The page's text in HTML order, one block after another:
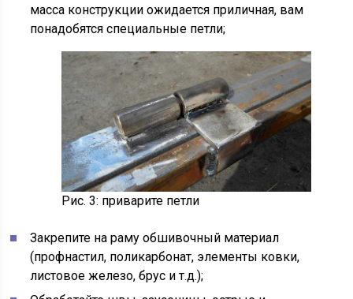
масса конструкции ожидается приличная, вам
понадобятся специальные петли;
Рис. 3: приварите петли
Закрепите на раму обшивочный материал
(профнастил, поликарбонат, элементы ковки,
листовое железо, брус и т.д.);